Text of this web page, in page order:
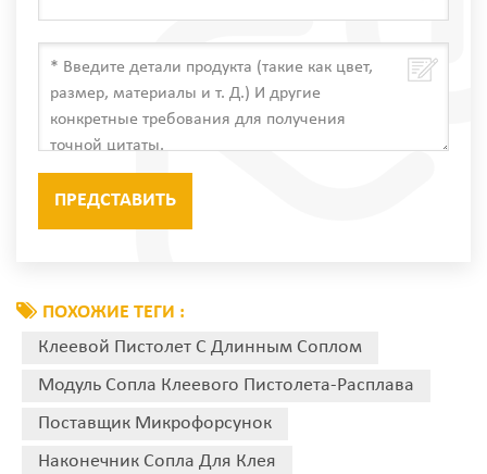
ПОХОЖИЕ ТЕГИ :
Клеевой Пистолет С Длинным Соплом
Модуль Сопла Клеевого Пистолета-Расплава
Поставщик Микрофорсунок
Наконечник Сопла Для Клея